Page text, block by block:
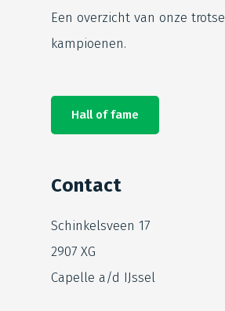
Een overzicht van onze trotse
kampioenen.
Hall of fame
Contact
Schinkelsveen 17
2907 XG
Capelle a/d IJssel